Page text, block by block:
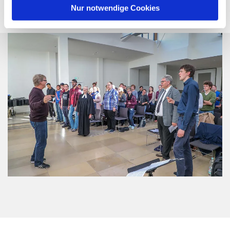
Nur notwendige Cookies
tanzen, wenn die Sonne scheint.